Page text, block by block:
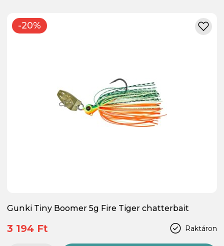
-20%
Gunki Tiny Boomer 5g Fire Tiger chatterbait
Raktáron
3 194 Ft